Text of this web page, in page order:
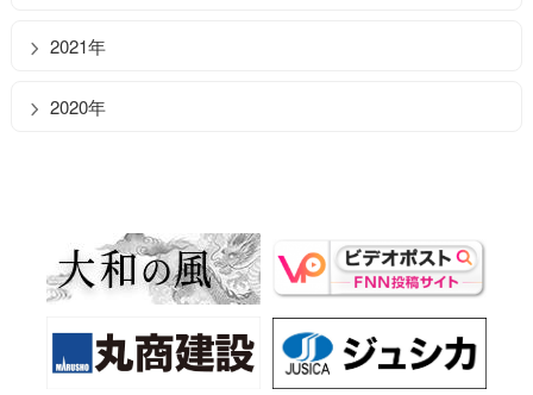
2021年
2020年